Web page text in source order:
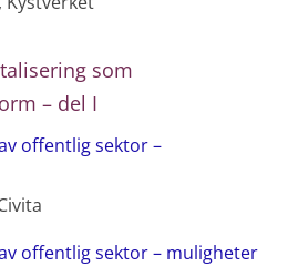
som
– del I
offentlig sektor –
offentlig sektor – muligheter